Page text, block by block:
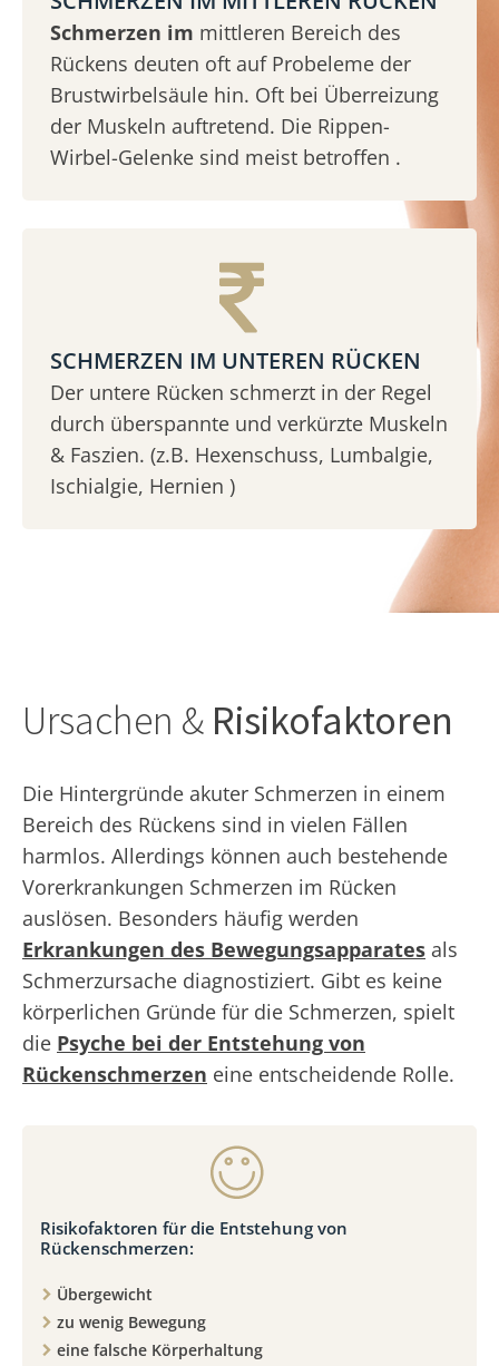
Schmerzen im mittleren Bereich des
Rückens deuten oft auf Probeleme der
Brustwirbelsäule hin. Oft bei Überreizung
der Muskeln auftretend. Die Rippen-
Wirbel-Gelenke sind meist betroffen .
SCHMERZEN IM UNTEREN RÜCKEN
Der untere Rücken schmerzt in der Regel
durch überspannte und verkürzte Muskeln
& Faszien. (z.B. Hexenschuss, Lumbalgie,
Ischialgie, Hernien )
Ursachen & Risikofaktoren
Die Hintergründe akuter Schmerzen in einem
Bereich des Rückens sind in vielen Fällen
harmlos. Allerdings können auch bestehende
Vorerkrankungen Schmerzen im Rücken
auslösen. Besonders häufig werden
Erkrankungen des Bewegungsapparates als
Schmerzursache diagnostiziert. Gibt es keine
körperlichen Gründe für die Schmerzen, spielt
die Psyche bei der Entstehung von
Rückenschmerzen eine entscheidende Rolle.
Risikofaktoren für die Entstehung von
Rückenschmerzen:
Übergewicht
zu wenig Bewegung
eine falsche Körperhaltung